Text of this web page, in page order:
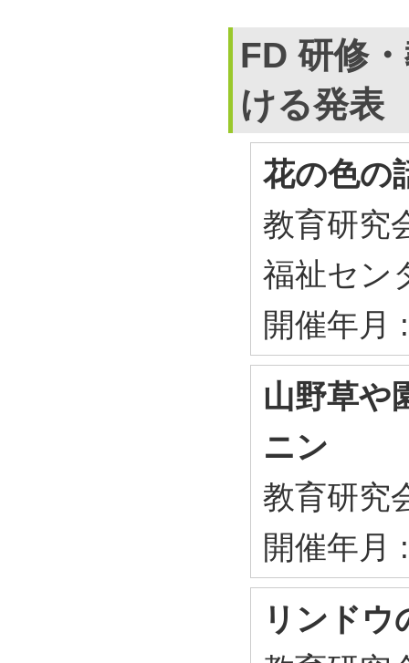
FD 研修
ける発表
花の色の
教育研究
福祉セン
開催年月
山野草や
ニン
教育研究
開催年月
リンドウ